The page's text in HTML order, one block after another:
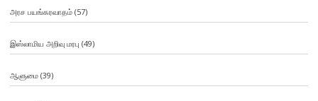
அரச பயங்கரவாதம்(57)
இஸ்லாமிய அறிவு மரபு (49)
ஆளுமை(39)